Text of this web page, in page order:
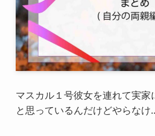
マスカル１号彼女を連れて実家
と思っているんだけどやらなけ